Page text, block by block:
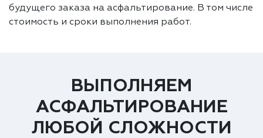
будущего заказа на асфальтирование. В том числе
стоимость и сроки выполнения работ.
ВЫПОЛНЯЕМ
АСФАЛЬТИРОВАНИЕ
ЛЮБОЙ СЛОЖНОСТИ